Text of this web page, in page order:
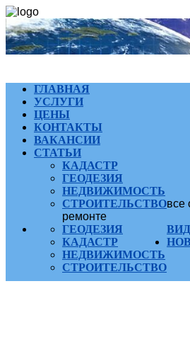
ГЛАВНАЯ
УСЛУГИ
ЦЕНЫ
КОНТАКТЫ
ВАКАНСИИ
СТАТЬИ
КАДАСТР
ГЕОДЕЗИЯ
НЕДВИЖИМОСТЬ
СТРОИТЕЛЬСТВОвсе
ремонте
ГЕОДЕЗИЯ
КАДАСТР
НЕДВИЖИМОСТЬ
СТРОИТЕЛЬСТВО